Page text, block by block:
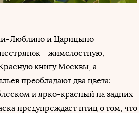
Люблино и Царицыно
– жимолостную,
книгу Москвы, а
преобладают два цвета:
и ярко-красный на задних
предупреждает птиц о том, что